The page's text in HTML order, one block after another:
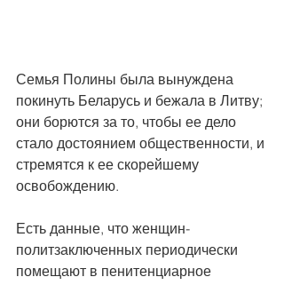
Семья Полины была вынуждена
покинуть Беларусь и бежала в Литву;
они борются за то, чтобы ее дело
стало достоянием общественности, и
стремятся к ее скорейшему
освобождению.
Есть данные, что женщин-
политзаключенных периодически
помещают в пенитенциарное